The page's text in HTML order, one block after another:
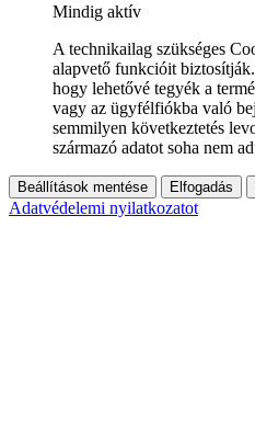
Mindig aktív
A technikailag szükséges
alapvető funkcióit
hogy lehetővé tegyék a
vagy az ügyfélfiókba való
semmilyen következtetés
származó adatot soha nem
Beállítások mentése Elfogadás
Adatvédelemi nyilatkozatot